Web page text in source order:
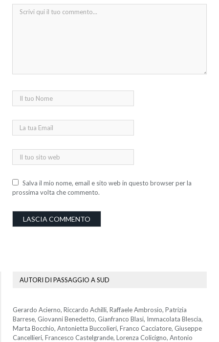
Salva il mio nome, email e sito web in questo browser per la
prossima volta che commento.
AUTORI DI PASSAGGIO A SUD
Gerardo Acierno, Riccardo Achilli, Raffaele Ambrosio, Patrizia
Barrese, Giovanni Benedetto, Gianfranco Blasi, Immacolata Blescia,
Marta Bocchio, Antonietta Buccolieri, Franco Cacciatore, Giuseppe
Cancellieri, Francesco Castelgrande, Lorenza Colicigno, Antonio